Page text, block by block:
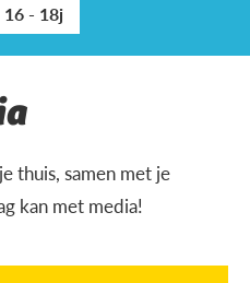
16 - 18j
thuis, samen met je
kan met media!